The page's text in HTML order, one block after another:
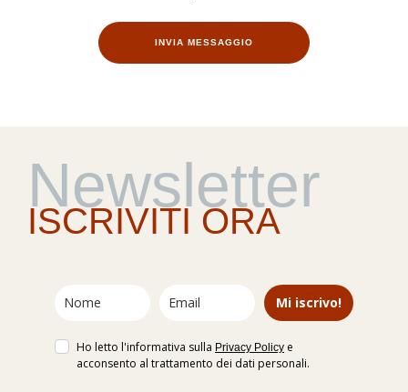
INVIA MESSAGGIO
Newsletter
ISCRIVITI ORA
Mi iscrivo!
Ho letto l'informativa sulla Privacy Policy e
acconsento al trattamento dei dati personali.